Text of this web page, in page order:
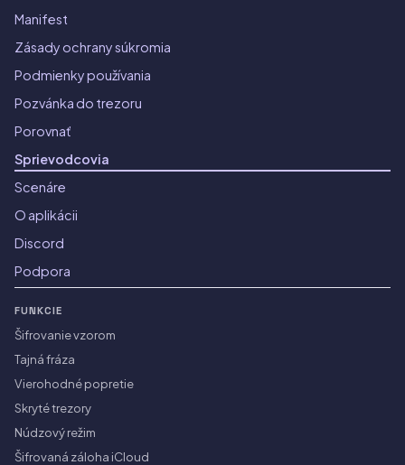
Manifest
Zásady ochrany súkromia
Podmienky používania
Pozvánka do trezoru
Porovnať
Sprievodcovia
Scenáre
O aplikácii
Discord
Podpora
FUNKCIE
Šifrovanie vzorom
Tajná fráza
Vierohodné popretie
Skryté trezory
Núdzový režim
Šifrovaná záloha iCloud